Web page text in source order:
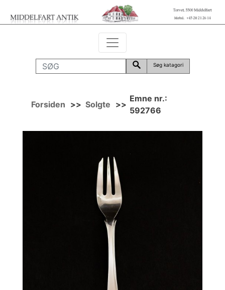
Søg katagori
Forsiden >> Solgte >>
Emne nr.:
592766